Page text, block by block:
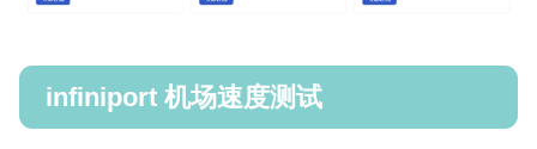
infiniport 机场速度测试